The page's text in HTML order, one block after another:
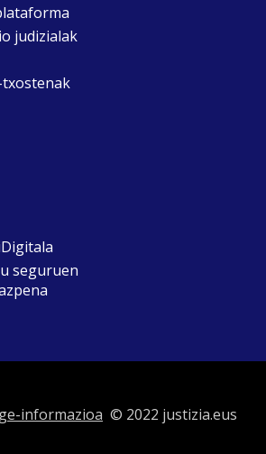
judizialak
seguruen
informazioa © 2022 justizia.eus